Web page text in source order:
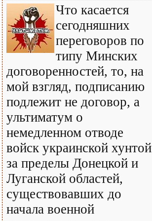
Что касается
сегодняшних
переговоров по
типу Минских
договоренностей, то, на
мой взгляд, подписанию
подлежит не договор, а
ультиматум о
немедленном отводе
войск украинской хунтой
за пределы Донецкой и
Луганской областей,
существовавших до
начала военной